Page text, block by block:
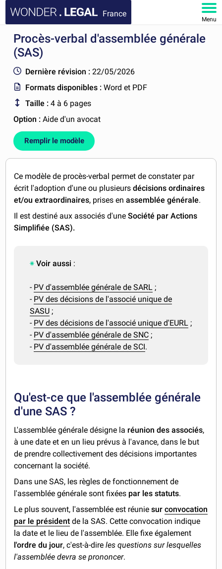
France
Menu
ACCUEIL
FAQ
MON COMPTE
Procès-verbal d'assemblée générale
(SAS)
Dernière révision : 22/05/2026
Formats disponibles :Word et PDF
Taille : 4 à 6 pages
Option :Aide d'un avocat
Remplir le modèle
Ce modèle de procès-verbal permet de constater par
écrit l'adoption d'une ou plusieursdécisions ordinaires
et/ou extraordinaires, prises enassemblée générale.
Il est destiné aux associés d'uneSociété par Actions
Simplifiée (SAS).
Voir aussi :
- PV d'assemblée générale de SARL ;
- PV des décisions de l'associé unique de
SASU ;
- PV des décisions de l'associé unique d'EURL ;
- PV d'assemblée générale de SNC ;
- PV d'assemblée générale de SCI.
Qu'est-ce que l'assemblée générale
d'une SAS ?
L'assemblée générale désigne la réunion des associés,
à une date et en un lieu prévus à l'avance, dans le but
de prendre collectivement des décisions importantes
concernant la société.
Dans une SAS, les règles de fonctionnement de
l'assemblée générale sont fixées par les statuts.
Le plus souvent, l'assemblée est réuniesurconvocation
par le président de la SAS. Cette convocation indique
la date et le lieu de l'assemblée. Elle fixe également
l'ordre du jour, c'est-à-direles questions sur lesquelles
l'assemblée devra se prononcer.